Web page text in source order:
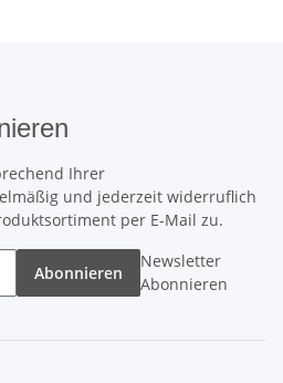
Ihrer
und jederzeit widerruflich
per E-Mail zu.
Abonnieren
Newsletter
Abonnieren